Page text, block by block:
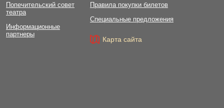
Попечительский совет
театра
Информационные
партнеры
Правила покупки билетов
Специальные предложения
Карта сайта